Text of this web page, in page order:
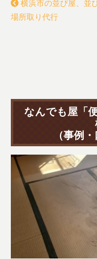
横浜市の並び屋、並
場所取り代行
なんでも屋「
（事例